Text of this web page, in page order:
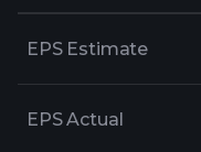
EPS Estimate
EPS Actual